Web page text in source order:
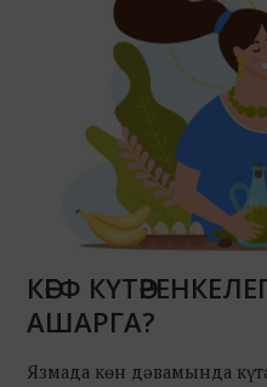
КӘЕФ
АШАРГА?
Язмада көн дәвамында